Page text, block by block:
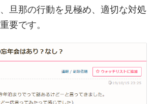
旦那の行動を見極め、適切な対処
要です。